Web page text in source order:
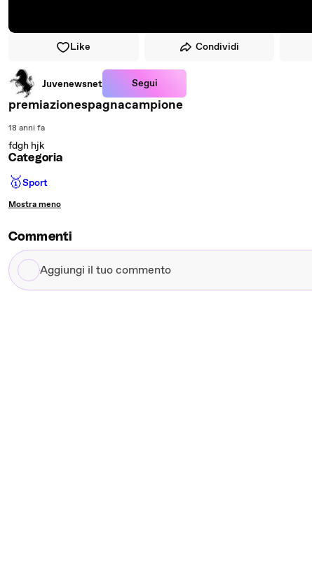
Like Condividi
Juvenewsnet Segui
premiazionespagnacampione
18 anni fa
fdgh hjk
Categoria
🥇Sport
Mostra meno
Commenti
Aggiungi
il